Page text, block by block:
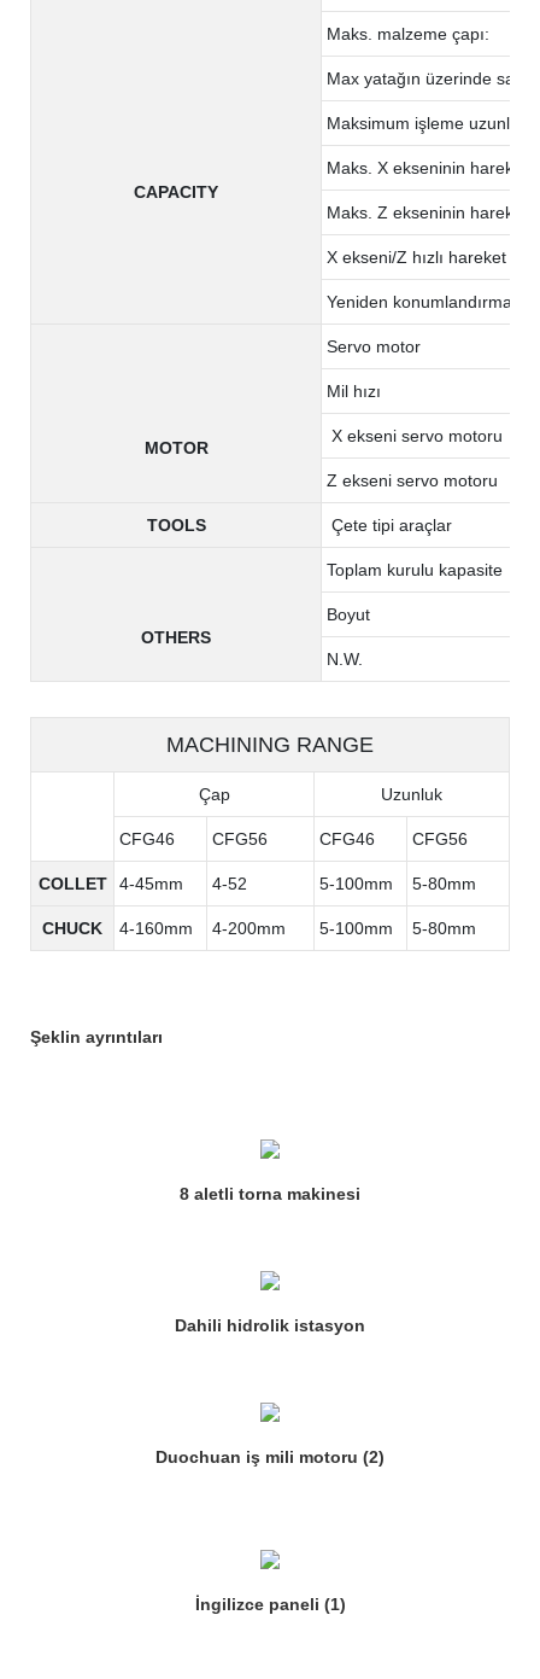
CAPACITY
Maks. malzeme çapı:
Max yatağın üzerinde
Maksimum işleme uzunluğu
Maks. X ekseninin hareketi
Maks. Z ekseninin hareketi
X ekseni/Z hızlı hareket
Yeniden konumlandırma
MOTOR
Servo motor
Mil hızı
X ekseni servo motoru
Z ekseni servo motoru
TOOLS Çete tipi araçlar
OTHERS
Toplam kurulu kapasite
Boyut
N.W.
MACHINING RANGE
Çap Uzunluk
CFG46 CFG56 CFG46 CFG56
COLLET 4-45mm 4-52 5-100mm 5-80mm
CHUCK 4-160mm 4-200mm 5-100mm 5-80mm
Şeklin ayrıntıları
8 aletli torna makinesi
Dahili hidrolik istasyon
Duochuan iş mili motoru (2)
İngilizce paneli (1)